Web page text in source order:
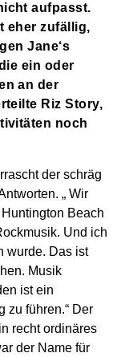
aufpasst.
eher zufällig,
Jane‘s
ein oder
an der
Riz Story,
noch
der schräg
„ Wir
Beach
Und ich
wurde. Das ist
Musik
ist ein
zu führen.“ Der
recht ordinäres
der Name für